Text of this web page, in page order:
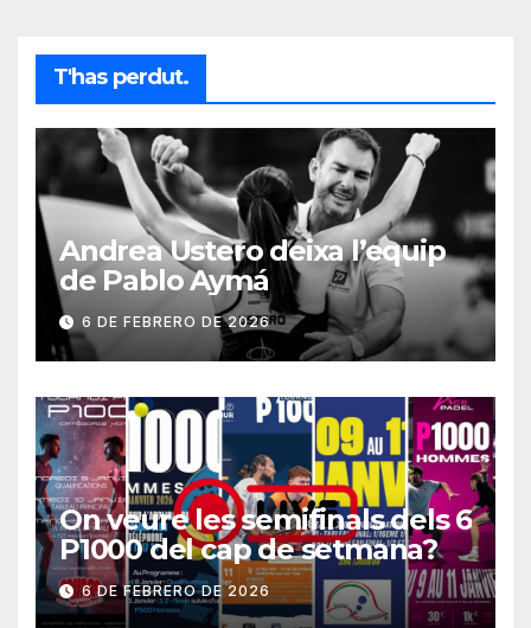
T'has perdut.
Andrea Ustero deixa l’equip
de Pablo Aymá
6 DE FEBRERO DE 2026
On veure les semifinals dels 6
P1000 del cap de setmana?
6 DE FEBRERO DE 2026